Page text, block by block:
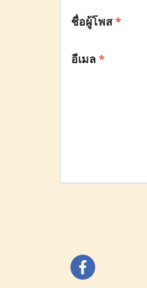
ชื่อผู้โพส*
อีเมล*